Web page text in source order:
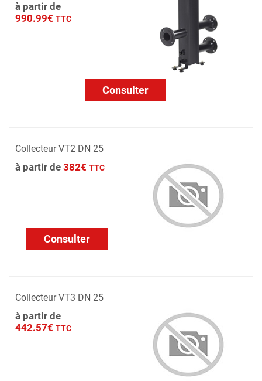
à partir de
990.99€ TTC
Consulter
Collecteur VT2 DN 25
à partir de 382€ TTC
Consulter
Collecteur VT3 DN 25
à partir de
442.57€ TTC